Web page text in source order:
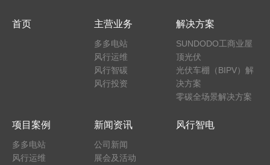
首页 主营业务
多多电站
风行运维
风行智碳
风行投资
解决方案
SUNDODO工商业屋
顶光伏
光伏车棚（BIPV）解
决方案
零碳全场景解决方案
项目案例
多多电站
风行运维
新闻资讯
公司新闻
展会及活动
风行智电